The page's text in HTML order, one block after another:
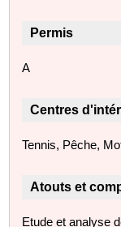
Permis
A
Centres
Tennis, Pêche,
Atouts et
Etude et analyse